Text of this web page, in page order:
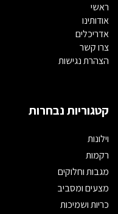
ראשי
אודותינו
אדריכלים
צרו קשר
הצהרת נגישות
קטגוריות נבחרות
וילונות
רקמות
מגבות וחלוקים
מצעים ומסביב
כריות ושמיכות